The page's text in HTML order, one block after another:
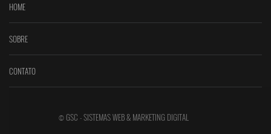
HOME
SOBRE
CONTATO
© GSC - SISTEMAS WEB & MARKETING DIGITAL